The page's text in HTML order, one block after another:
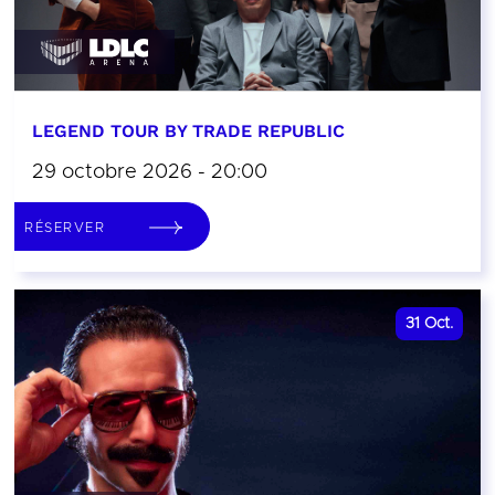
LEGEND TOUR BY TRADE REPUBLIC
29 octobre 2026 - 20:00
RÉSERVER
31 Oct.